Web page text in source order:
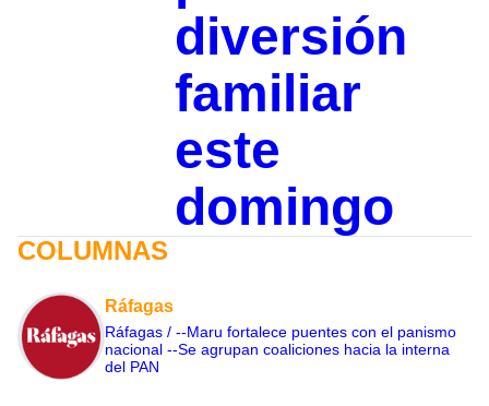
diversión
familiar
este
domingo
COLUMNAS
Ráfagas
Ráfagas / --Maru fortalece puentes con el panismo
nacional --Se agrupan coaliciones hacia la interna
del PAN